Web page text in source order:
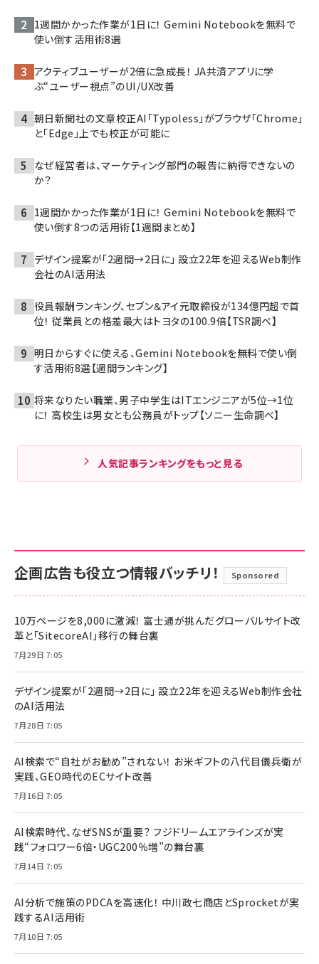
1週間かかった作業が1日に！ Gemini Notebookを無料で
使い倒す活用術8選
アクティブユーザーが2倍に急成長！ JA共済アプリに学
ぶ“ユーザー視点”のUI/UX改善
朝日新聞社の文章校正AI「Typoless」がブラウザ「Chrome」
と「Edge」上でも校正が可能に
なぜ経営者は、マーケティング部門の報告に納得できないの
か？
1週間かかった作業が1日に！ Gemini Notebookを無料で
使い倒す8つの活用術【1週間まとめ】
デザイン提案が「2週間→2日に」 設立22年を迎えるWeb制作
会社のAI活用法
役員報酬ランキング、セブン＆アイ元取締役が134億円超で首
位！ 従業員との格差最大はトヨタの100.9倍【TSR調べ】
明日からすぐに使える、Gemini Notebookを無料で使い倒
す活用術8選【週間ランキング】
将来なりたい職業、男子中学生はITエンジニアが5位→1位
に！ 高校生は男女とも公務員がトップ【ソニー生命調べ】
人気記事ランキングをもっと見る
企画広告も役立つ情報バッチリ！ Sponsored
10万ページを8,000に激減！ 富士通が挑んだグローバルサイト改
革と「SitecoreAI」移行の舞台裏
7月29日 7:05
デザイン提案が「2週間→2日に」 設立22年を迎えるWeb制作会社
のAI活用法
7月28日 7:05
AI検索で“自社がお勧め”されない！ お米ギフトの八代目儀兵衛が
実践、GEO時代のECサイト改善
7月16日 7:05
AI検索時代、なぜSNSが重要？ フジドリームエアラインズが実
践“フォロワー6倍・UGC200％増”の舞台裏
7月14日 7:05
AI分析で施策のPDCAを高速化！ 中川政七商店とSprocketが実
践するAI活用術
7月10日 7:05